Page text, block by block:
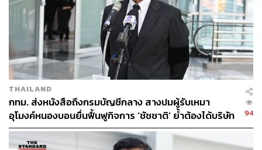
THAILAND
กทม. ส่งหนังสือถึงกรมบัญชีกลาง สางปมผู้รับเหมา
อุโมงค์หนองบอนยื่นฟื้นฟูกิจการ ‘ชัชชาติ’ ย้ำต้องได้บริษัท
มั่นคง เร่งแก้บิ๊กโปรเจกต์ดีเลย์
94